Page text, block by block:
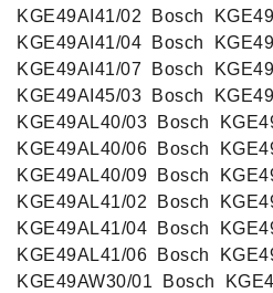
KGE49AI41/02 ‍ Bosch
KGE49AI41/04 ‍ Bosch
KGE49AI41/07 ‍ Bosch
KGE49AI45/03 ‍ Bosch
KGE49AL40/03 ‍ Bosch
KGE49AL40/06 ‍ Bosch
KGE49AL40/09 ‍ Bosch
KGE49AL41/02 ‍ Bosch
KGE49AL41/04 ‍ Bosch
KGE49AL41/06 ‍ Bosch
KGE49AW30/01 ‍ Bosch